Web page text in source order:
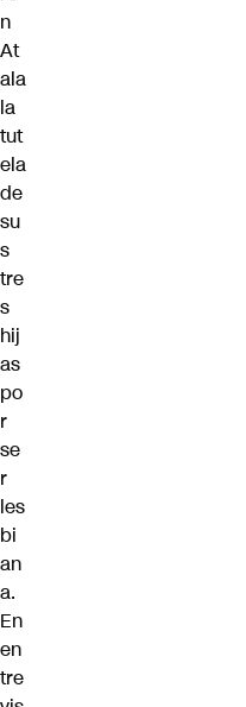
n
At
ala
la
tut
ela
de
su
s
tre
s
hij
as
po
r
se
r
les
bi
an
a.
En
en
tre